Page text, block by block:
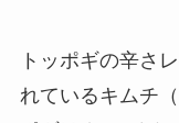
トッポギの辛さ
れているキムチ